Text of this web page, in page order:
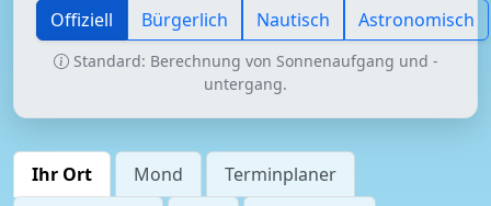
Offiziell Bürgerlich Nautisch Astronomisch
Standard: Berechnung von Sonnenaufgang und -
untergang.
Ihr Ort Mond
Terminplaner